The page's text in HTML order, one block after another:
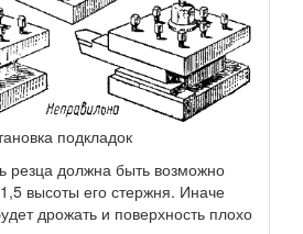
подкладок
резца должна быть возможно
высоты его стержня. Иначе
дрожать и поверхность плохо